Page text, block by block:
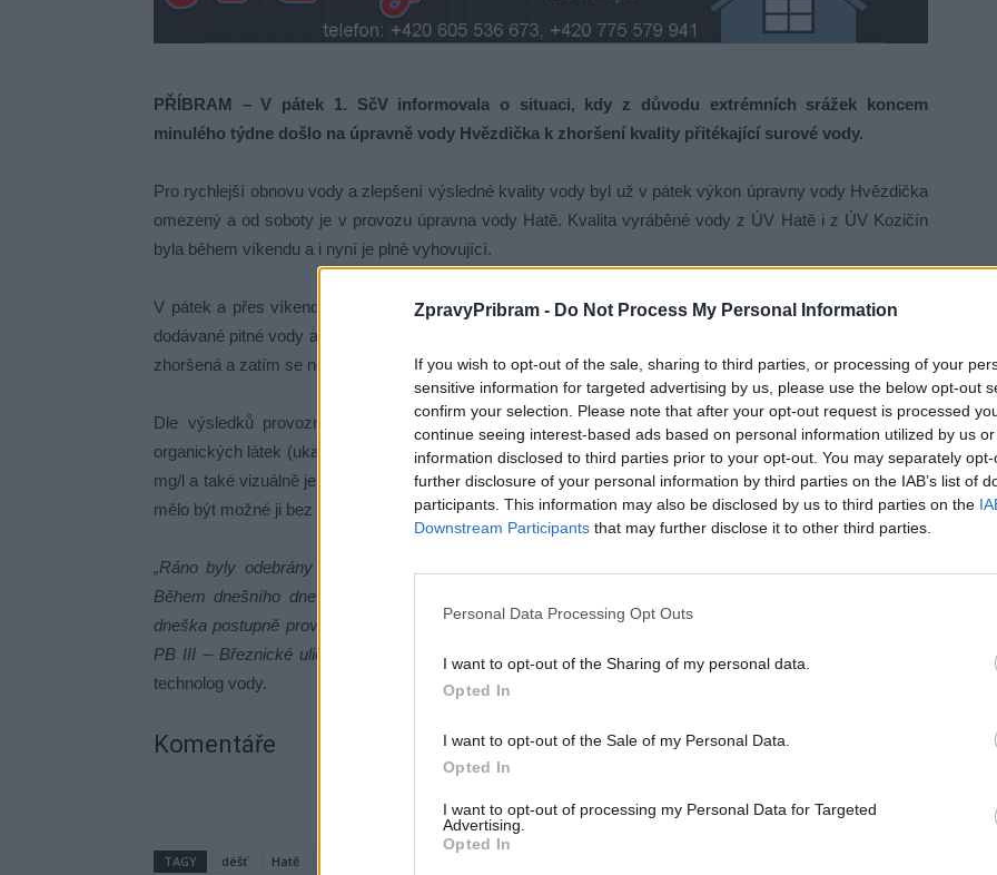
ZpravyPribram - Do Not Process My Personal Information
If you wish to opt-out of the sale, sharing to third parties, or processing of your
sensitive information for targeted advertising by us, please use the below opt-out
confirm your selection. Please note that after your opt-out request is processed
continue seeing interest-based ads based on personal information utilized by us
information disclosed to third parties prior to your opt-out. You may separately
further disclosure of your personal information by third parties on the IAB’s list of
participants. This information may also be disclosed by us to third parties on the
Downstream Participants that may further disclose it to other third parties.
Personal Data Processing Opt Outs
I want to opt-out of the Sharing of my personal data.
Opted In
I want to opt-out of the Sale of my Personal Data.
Opted In
I want to opt-out of processing my Personal Data for Targeted
Advertising.
Opted In
PŘÍBRAM – V pátek 1. SčV informovala o situaci, kdy z důvodu extrémních srážek koncem
minulého týdne došlo na úpravně vody Hvězdička k zhoršení kvality přitékající surové vody.
Pro rychlejší obnovu vody a zlepšení výsledné kvality vody byl už v pátek výkon úpravny vody Hvězdička
omezený a od soboty je v provozu úpravna vody Hatě. Kvalita vyráběné vody z ÚV Hatě i z ÚV Kozičín
byla během víkendu a i nyní je plně vyhovující.
V pátek a přes víkend se podařilo provoz úpravny Hvězdička vody stabilizovat a výrazně zlepšit kvalitu
dodávané pitné vody a to přesto, že kvalita přitékající surové vody z nádrže Octárna zůstává nadále velice
zhoršená a zatím se nelepší.
Dle výsledků provozních analýz zůstává v upravené vodě již jen mírně zvýšený obsah přírodních
organických látek (ukazatel CHSK -Mn činil 4,72 mg/l). Koncentrace hliníku je již vyhovující – zjištěno 0,07
mg/l a také vizuálně je již barva vody lepší. Voda je také stále řádně hygienicky zabezpečována a proto by
mělo být možné ji bez rizika běžně používat.
„Ráno byly odebrány vzorky vody k analýzey do laboratoře a o výsledcích Vás budeme informovat.
Během dnešního dne budou prováděna další optimalizační opatření na úpravně vody. Dále bude ode
dneška postupně prováděno odkalování a proplach koncových částí vodovodní sítě v Příbrami II, PB IX,
PB III – Březnické ulici a Dubně pro zajištění rychlejší obměny vody,“
uvedl Petr Vašek, specialista –
technolog vody.
Komentáře
TAGY déšť Hatě